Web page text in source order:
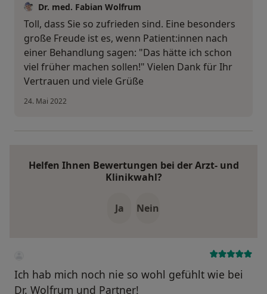
Dr. med. Fabian Wolfrum
Toll, dass Sie so zufrieden sind. Eine besonders
große Freude ist es, wenn Patient:innen nach
einer Behandlung sagen: "Das hätte ich schon
viel früher machen sollen!" Vielen Dank für Ihr
Vertrauen und viele Grüße
24. Mai 2022
Helfen Ihnen Bewertungen bei der Arzt- und
Klinikwahl?
Ja Nein
Ich hab mich noch nie so wohl gefühlt wie bei
Dr. Wolfrum und Partner!